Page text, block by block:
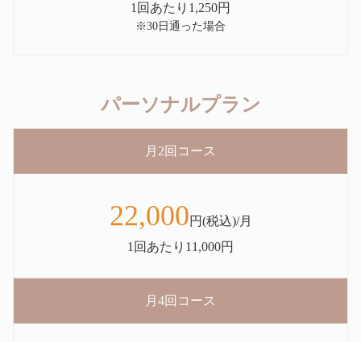
1回あたり1,250円
※30日通った場合
パーソナルプラン
月2回コース
22,000円(税込)/月
1回あたり11,000円
月4回コース